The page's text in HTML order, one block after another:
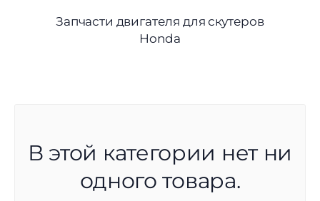
Запчасти двигателя для скутеров
Honda
В этой категории нет ни
одного товара.